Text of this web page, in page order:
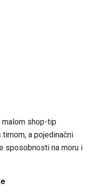
malom shop-tip
a pojedinačni
sposobnosti na moru i